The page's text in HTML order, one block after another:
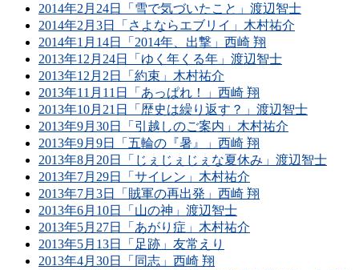
2014年2月24日「雪で気づいたこと」渡辺智士
2014年2月3日「さよならエブリイ」木村祐介
2014年1月14日「2014年、出撃」西崎 翔
2013年12月24日「ゆく年くる年」渡辺智士
2013年12月2日「約束」木村祐介
2013年11月11日「あっぱれ！」西崎 翔
2013年10月21日「歴史は繰り返す？」渡辺智士
2013年9月30日「引越しのご案内」木村祐介
2013年9月9日「五輪の『暑』」西崎 翔
2013年8月20日「じぇじぇじぇな夏休み」渡辺智士
2013年7月29日「サイレン」木村祐介
2013年7月3日「賊軍の再出発」西崎 翔
2013年6月10日「山の神」渡辺智士
2013年5月27日「あがり症」木村祐介
2013年5月13日「足跡」友常えり
2013年4月30日「同志」西崎 翔